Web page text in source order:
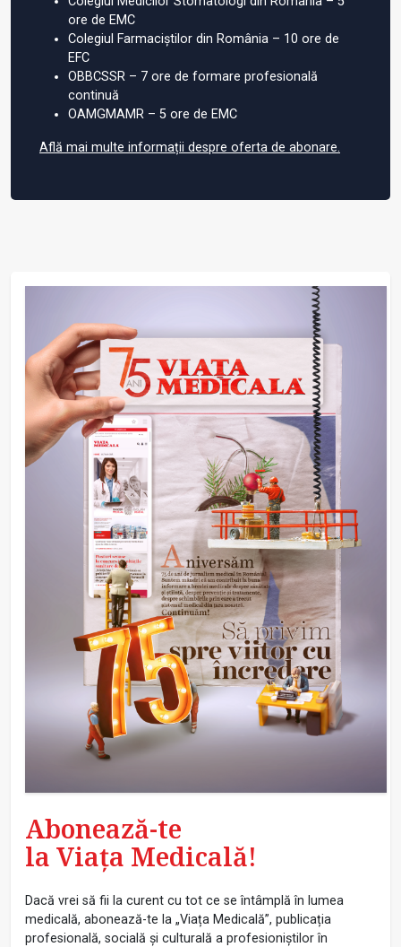
ore de EMC
Colegiul Farmaciștilor din România – 10 ore de
EFC
OBBCSSR – 7 ore de formare profesională
continuă
OAMGMAMR – 5 ore de EMC
Află mai multe informații despre oferta de abonare.
Abonează-te
la Viața Medicală!
Dacă vrei să fii la curent cu tot ce se întâmplă în lumea
medicală, abonează-te la „Viața Medicală”, publicația
profesională, socială și culturală a profesioniștilor în